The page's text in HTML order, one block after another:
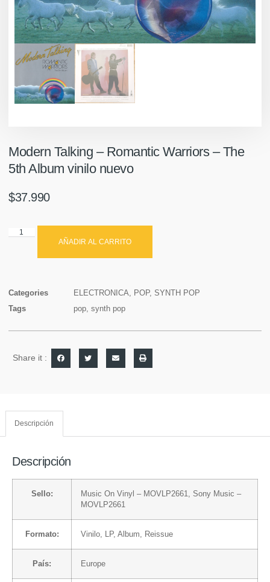
Modern Talking – Romantic Warriors – The
5th Album vinilo nuevo
$37.990
AÑADIR AL CARRITO
Categories ELECTRONICA, POP, SYNTH POP
Tags
pop, synth pop
Share it :
Descripción
Descripción
Sello: Music On Vinyl – MOVLP2661, Sony Music –
MOVLP2661
Formato: Vinilo , LP, Album, Reissue
País: Europe